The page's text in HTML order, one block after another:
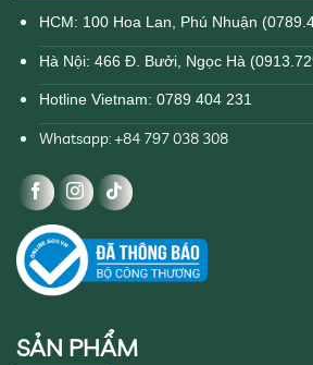
HCM: 100 Hoa Lan, Phú Nhuận
Hà Nội: 466 Đ. Bưởi, Ngọc Hà
Hotline Vietnam: 0789 404 231
Whatsapp: +84 797 038 308
SẢN PHẨM